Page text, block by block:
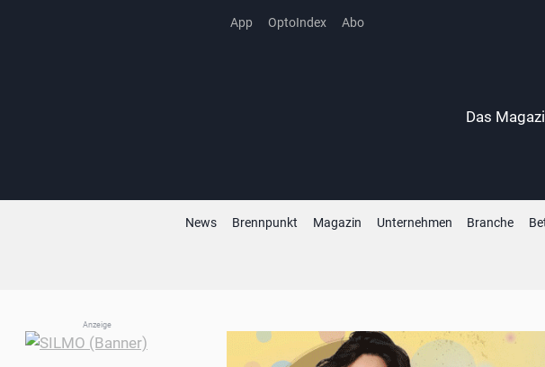
App OptoIndex Abo
Das
News Brennpunkt Magazin Unternehmen Branche
Anzeige